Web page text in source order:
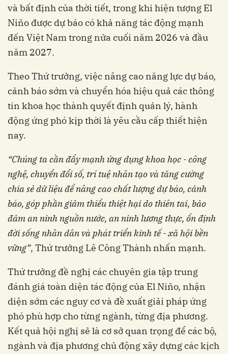
và bất định của thời tiết, trong khi hiện tượng El
Niño được dự báo có khả năng tác động mạnh
đến Việt Nam trong nửa cuối năm 2026 và đầu
năm 2027.
Theo Thứ trưởng, việc nâng cao năng lực dự báo,
cảnh báo sớm và chuyển hóa hiệu quả các thông
tin khoa học thành quyết định quản lý, hành
động ứng phó kịp thời là yêu cầu cấp thiết hiện
nay.
“Chúng ta cần đẩy mạnh ứng dụng khoa học - công
nghệ, chuyển đổi số, trí tuệ nhân tạo và tăng cường
chia sẻ dữ liệu để nâng cao chất lượng dự báo, cảnh
báo, góp phần giảm thiểu thiệt hại do thiên tai, bảo
đảm an ninh nguồn nước, an ninh lương thực, ổn định
đời sống nhân dân và phát triển kinh tế - xã hội bền
vững”, Thứ trưởng Lê Công Thành nhấn mạnh.
Thứ trưởng đề nghị các chuyên gia tập trung
đánh giá toàn diện tác động của El Niño, nhận
diện sớm các nguy cơ và đề xuất giải pháp ứng
phó phù hợp cho từng ngành, từng địa phương.
Kết quả hội nghị sẽ là cơ sở quan trọng để các bộ,
ngành và địa phương chủ động xây dựng các kịch